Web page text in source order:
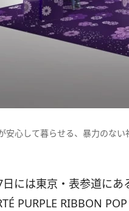
安心して暮らせる、暴力のな
には東京・表参道に
PURPLE RIBBON